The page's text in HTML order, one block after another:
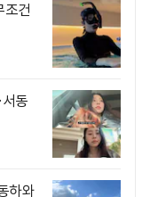
조건
동
하와